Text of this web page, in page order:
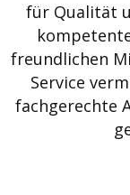
für Qualität
freundlichen
Service
fachgerechte